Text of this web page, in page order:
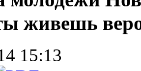
живешь
15:13